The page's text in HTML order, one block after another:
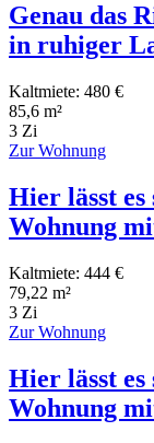
Genau das
in ruhiger
Kaltmiete: 480 €
85,6 m²
3 Zi
Zur Wohnung
Hier lässt
Wohnung
Kaltmiete: 444 €
79,22 m²
3 Zi
Zur Wohnung
Hier lässt
Wohnung